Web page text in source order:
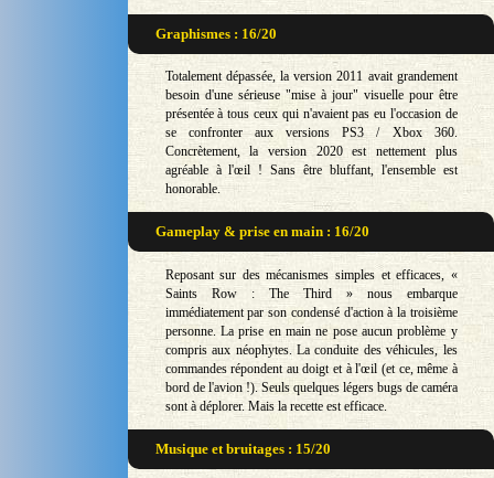
Graphismes : 16/20
Totalement dépassée, la version 2011 avait grandement
besoin d'une sérieuse "mise à jour" visuelle pour être
présentée à tous ceux qui n'avaient pas eu l'occasion de
se confronter aux versions PS3 / Xbox 360.
Concrètement, la version 2020 est nettement plus
agréable à l'œil ! Sans être bluffant, l'ensemble est
honorable.
Gameplay & prise en main : 16/20
Reposant sur des mécanismes simples et efficaces, «
Saints Row : The Third » nous embarque
immédiatement par son condensé d'action à la troisième
personne. La prise en main ne pose aucun problème y
compris aux néophytes. La conduite des véhicules, les
commandes répondent au doigt et à l'œil (et ce, même à
bord de l'avion !). Seuls quelques légers bugs de caméra
sont à déplorer. Mais la recette est efficace.
Musique et bruitages : 15/20